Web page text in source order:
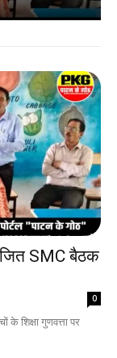
SMC बैठक
0
शिक्षा गुणवत्ता पर